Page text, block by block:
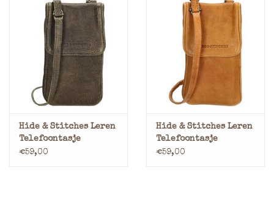
Hide & Stitches Leren
Telefoontasje
Portemonnee
€59,00
Hide & Stitches Leren
Telefoontasje
Portemonnee Okergeel
€59,00